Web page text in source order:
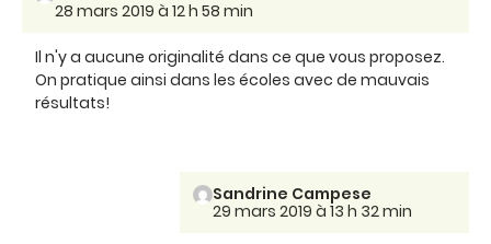
28 mars 2019 à 12 h 58 min
Il n'y a aucune originalité dans ce que vous proposez.
On pratique ainsi dans les écoles avec de mauvais
résultats!
Sandrine Campese
29 mars 2019 à 13 h 32 min